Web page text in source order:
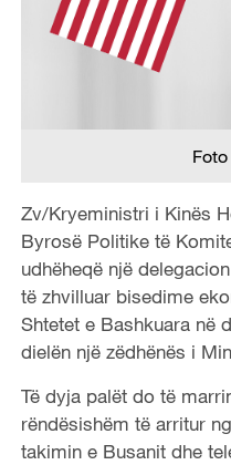
Zv/Kryeministri i Kinës
Byrosë Politike të
udhëheqë një
të zhvilluar bisedime
Shtetet e Bashkuara në
dielën një zëdhënës i
Të dyja palët do të
rëndësishëm të arritur
takimin e Busanit dhe